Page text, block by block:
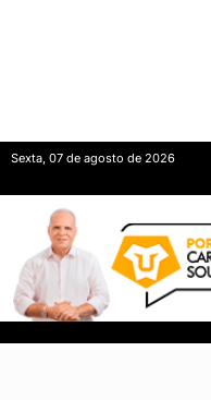
Sexta, 07 de agosto de 2026